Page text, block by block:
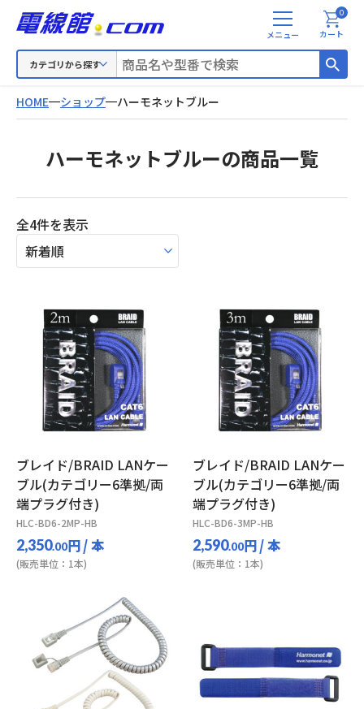
カテゴリから探す
メ
ニ
カート
0
HOME ショップ ハーモネットブルー
ハーモネットブルーの商品一覧
全4件を表示新
い
ブレイド/BRAID LANケー
ブル(カテゴリー6準拠/両
端プラグ付き)
HLC-BD6-2MP-HB
2,350.00円/ 本
(販売単位：1本)
ブレイド/BRAID LANケー
ブル(カテゴリー6準拠/両
端プラグ付き)
HLC-BD6-3MP-HB
2,590.00円/ 本
(販売単位：1本)